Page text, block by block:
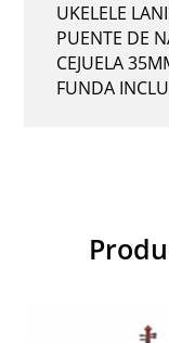
UKELELE
PUENTE DE
CEJUELA
FUNDA